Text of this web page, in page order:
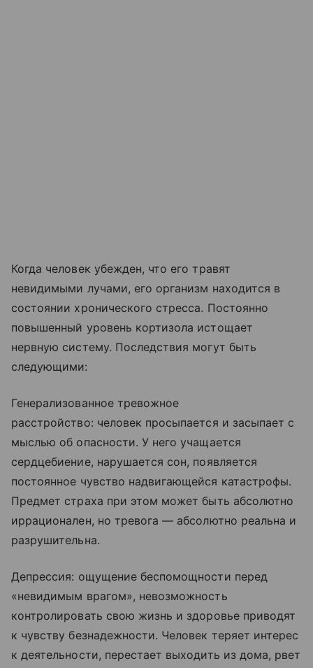
Когда человек убежден, что его травят
невидимыми лучами, его организм находится в
состоянии хронического стресса. Постоянно
повышенный уровень кортизола истощает
нервную систему. Последствия могут быть
следующими:
Генерализованное тревожное
расстройство: человек просыпается и засыпает с
мыслью об опасности. У него учащается
сердцебиение, нарушается сон, появляется
постоянное чувство надвигающейся катастрофы.
Предмет страха при этом может быть абсолютно
иррационален, но тревога — абсолютно реальна и
разрушительна.
Депрессия: ощущение беспомощности перед
«невидимым врагом», невозможность
контролировать свою жизнь и здоровье приводят
к чувству безнадежности. Человек теряет интерес
к деятельности, перестает выходить из дома, рвет